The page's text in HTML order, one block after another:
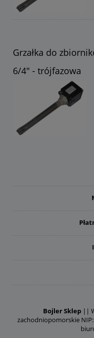
Grzałka do
6/4" - trójfazowa
Bojler Sklep ||
zachodniopomorskie